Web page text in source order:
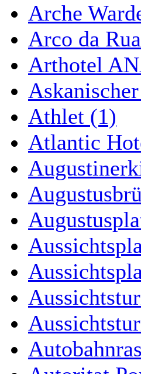
Arche
Arco da
Arthotel
Athlet (1)
Atlantic